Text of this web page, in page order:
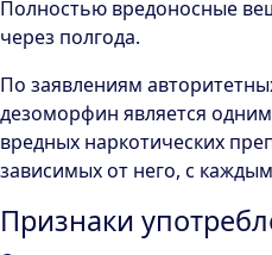
Полностью вредоносные
через полгода.
По заявлениям
дезоморфин является
вредных наркотических
зависимых от него, с
Признаки